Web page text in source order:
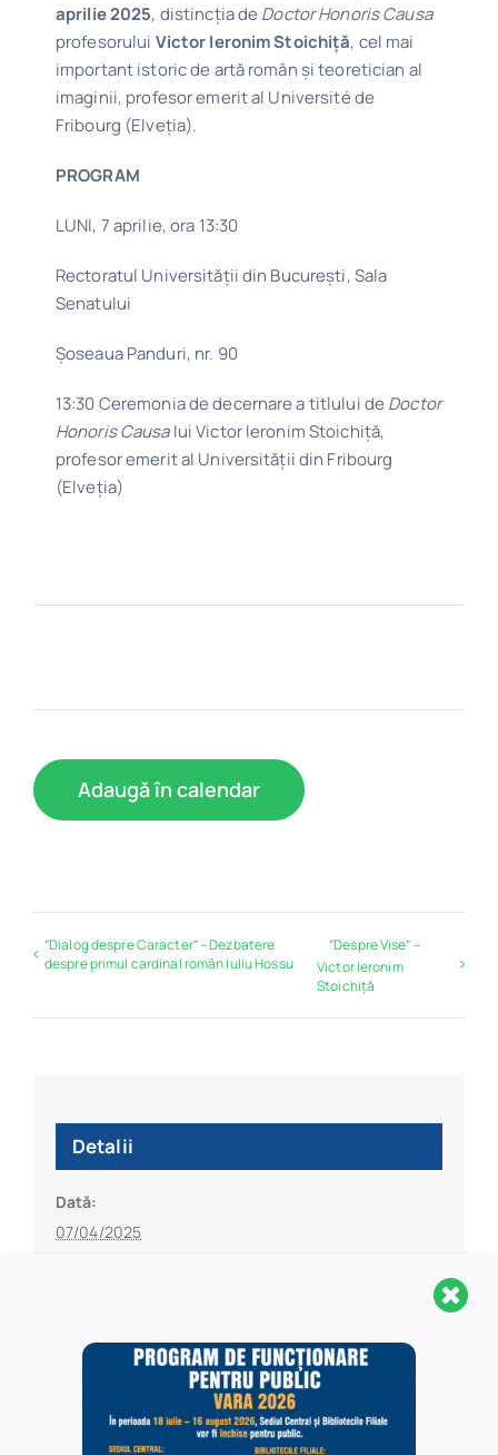
aprilie 2025, distincția de Doctor Honoris Causa
profesorului Victor Ieronim Stoichiță, cel mai
important istoric de artă român și teoretician al
imaginii, profesor emerit al Université de
Fribourg (Elveția).
PROGRAM
LUNI, 7 aprilie, ora 13:30
Rectoratul Universității din București, Sala
Senatului
Șoseaua Panduri, nr. 90
13:30 Ceremonia de decernare a titlului de Doctor
Honoris Causalui Victor Ieronim Stoichiță,
profesor emerit al Universității din Fribourg
(Elveția)
Adaugă în calendar
”Dialog despre Caracter” – Dezbatere
despre primul cardinal român Iuliu Hossu
”Despre Vise” –
Victor Ieronim
Stoichiță
Detalii
Dată:
07/04/2025
Facultatea de Litere a Universității din București /